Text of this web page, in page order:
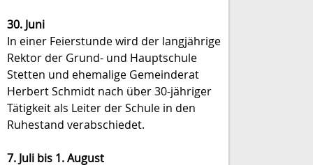
30. Juni
In einer Feierstunde wird der langjährige
Rektor der Grund- und Hauptschule
Stetten und ehemalige Gemeinderat
Herbert Schmidt nach über 30-jähriger
Tätigkeit als Leiter der Schule in den
Ruhestand verabschiedet.
7. Juli bis 1. August